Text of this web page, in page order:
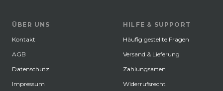
ÜBER UNS
Kontakt
AGB
Datenschutz
Impressum
HILFE & SUPPORT
Häufig gestellte Fragen
Versand & Lieferung
Zahlungsarten
Widerrufsrecht